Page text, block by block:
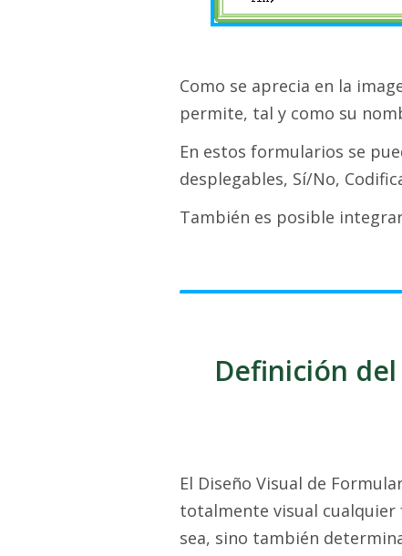
Como se aprecia en la
permite, tal y como su
En estos formularios se
desplegables, Sí/No,
También es posible
Definición
El Diseño Visual de
totalmente visual
sea, sino también